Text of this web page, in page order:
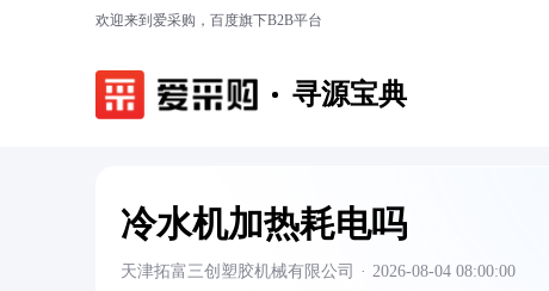
欢迎来到爱采购，百度旗下B2B平台
寻源宝典
冷水机加热耗电吗
天津拓富三创塑胶机械有限公司 · 2026-08-04 08:00:00